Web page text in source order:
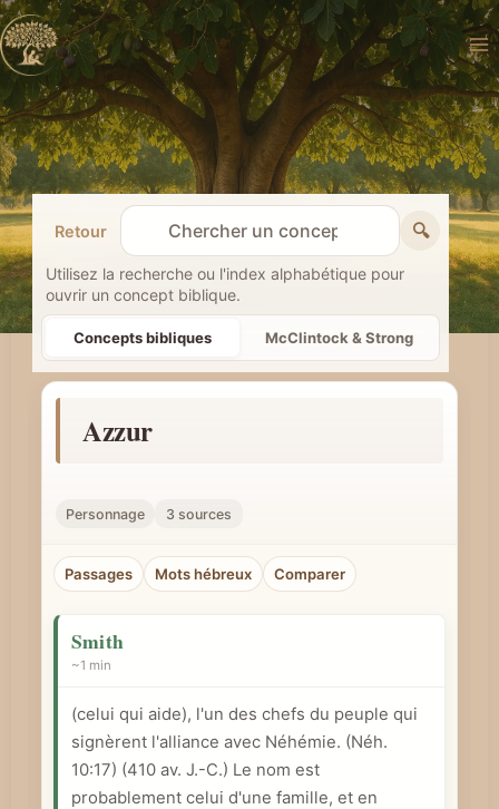
Aller
au
contenu
Retour
R
e
c
h
e
c
r
n
o
e
p
t
🔍
Utilisez la recherche ou l'index alphabétique pour
ouvrir un concept biblique.
Concepts bibliques McClintock & Strong
Azzur
Personnage 3 sources
Passages Mots hébreux Comparer
Smith
~1 min
(celui qui aide), l'un des chefs du peuple qui
signèrent l'alliance avec Néhémie. (Néh.
10:17) (410 av. J.-C.) Le nom est
probablement celui d'une famille, et en